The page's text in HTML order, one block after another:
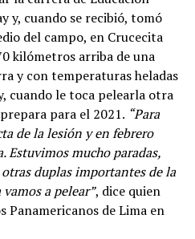
y, cuando se recibió, tomó
del campo, en Crucecita
kilómetros arriba de una
y con temperaturas heladas
cuando le toca pelearla otra
para el 2021. “Para
de la lesión y en febrero
Estuvimos mucho paradas,
duplas importantes de la
a pelear”, dice quien
Panamericanos de Lima en